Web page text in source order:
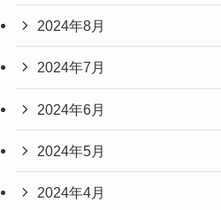
2024年8月
2024年7月
2024年6月
2024年5月
2024年4月